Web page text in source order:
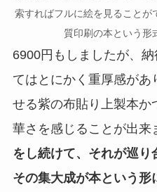
索すればフルに絵を見ること
質印刷の本という形
6900円もしましたが、
てはとにかく重厚感があ
せる紫の布貼り上製本か
華さを感じることが出来
をし続けて、それが巡り
その集大成が本という形